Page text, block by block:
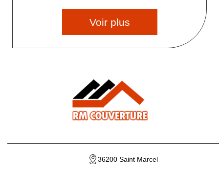
Voir plus
36200 Saint Marcel